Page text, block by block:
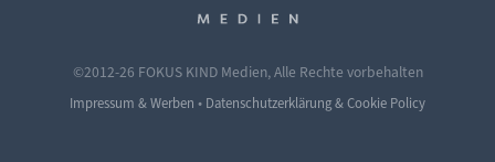
©2012-26 FOKUS KIND Medien, Alle Rechte vorbehalten
Impressum & Werben • Datenschutzerklärung & Cookie Policy